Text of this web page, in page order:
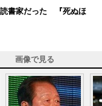
書家だった 『死ぬほ
画像で見る